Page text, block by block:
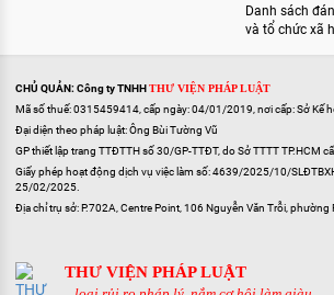
Danh sách
và tổ chức xã
CHỦ QUẢN: Công ty TNHH THƯ VIỆN PHÁP LUẬT
Mã số thuế: 0315459414, cấp ngày: 04/01/2019, nơi cấp: Sở Kế
Đại diện theo pháp luật: Ông Bùi Tường Vũ
GP thiết lập trang TTĐTTH số 30/GP-TTĐT, do Sở TTTT TP.HCM
Giấy phép hoạt động dịch vụ việc làm số: 4639/2025/10/
25/02/2025.
Địa chỉ trụ sở: P.702A, Centre Point, 106 Nguyễn Văn Trỗi, phường
THƯ VIỆN PHÁP LUẬT